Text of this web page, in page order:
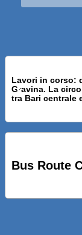
Lavori in corso:
Gravina. La
tra Bari centrale
PRESENTATI A
IL TUO BUS ED
Previous news
Bus Route